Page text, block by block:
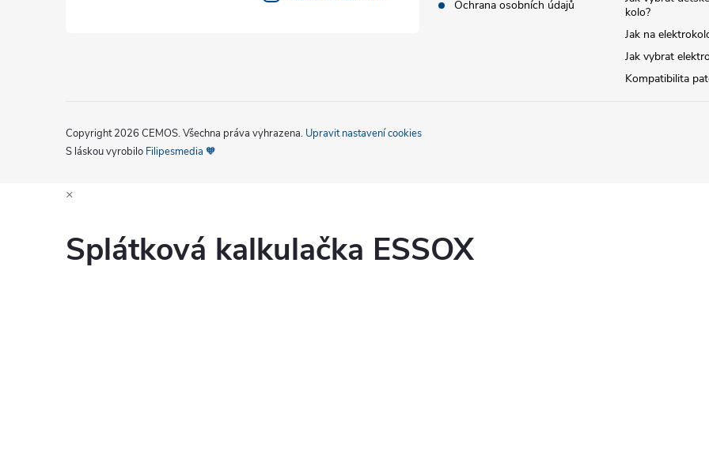
Ochrana osobních údajů
kolo?
Jak na
Jak vybrat
Kompatibilita
Copyright 2026 CEMOS. Všechna práva vyhrazena. Upravit nastavení cookies
S láskou vyrobilo Filipesmedia 🧡
×
Splátková kalkulačka ESSOX